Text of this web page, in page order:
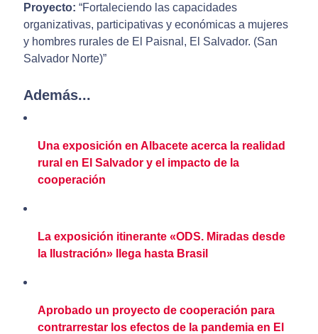
Proyecto: “Fortaleciendo las capacidades
organizativas, participativas y económicas a mujeres
y hombres rurales de El Paisnal, El Salvador. (San
Salvador Norte)”
Además...
Una exposición en Albacete acerca la realidad
rural en El Salvador y el impacto de la
cooperación
La exposición itinerante «ODS. Miradas desde
la Ilustración» llega hasta Brasil
Aprobado un proyecto de cooperación para
contrarrestar los efectos de la pandemia en El